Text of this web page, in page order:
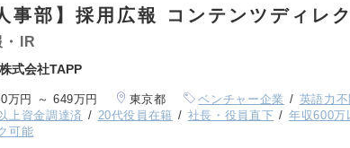
事部】採用広報 コンテンツディレ
・IR
株式会社TAPP
万円 ～ 649万円 東京都 ベンチャー企業 英語力不
上資金調達済
20代役員在籍 社長・役員直下 年収600万
可能